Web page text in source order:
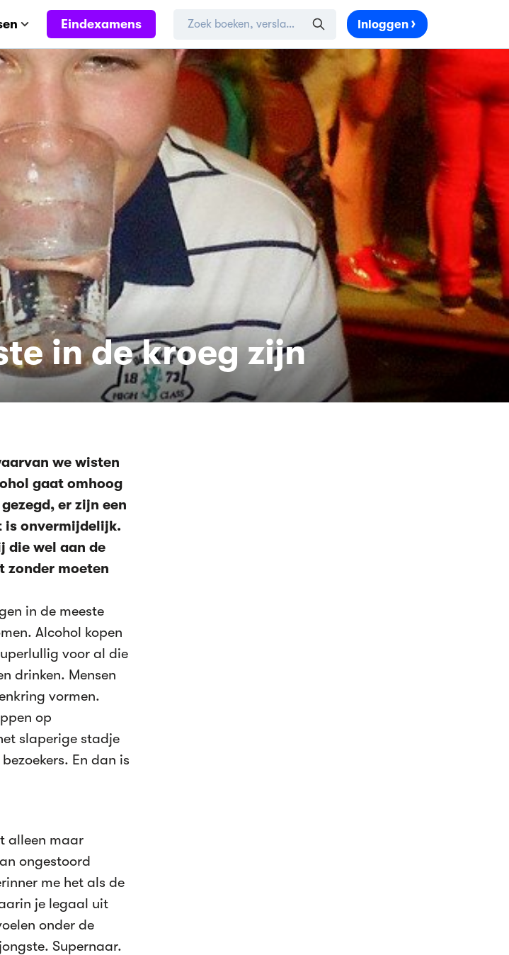
Eindexamens Inloggen
in de kroeg zijn
we wisten
gaat omhoog
er zijn een
is onvermijdelijk.
die wel aan de
zonder moeten
in de meeste
Alcohol kopen
voor al die
drinken. Mensen
vormen.
op
slaperige stadje
En dan is
alleen maar
ongestoord
me het als de
je legaal uit
onder de
Supernaar.